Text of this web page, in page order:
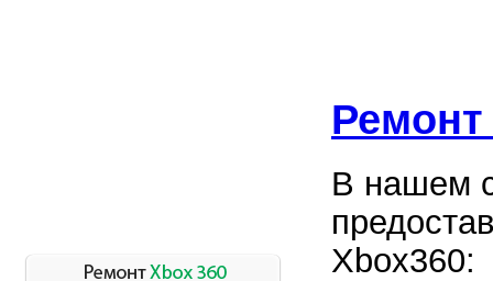
В нашем
Xbox360: